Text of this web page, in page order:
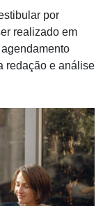
por
realizado em
redação e análise